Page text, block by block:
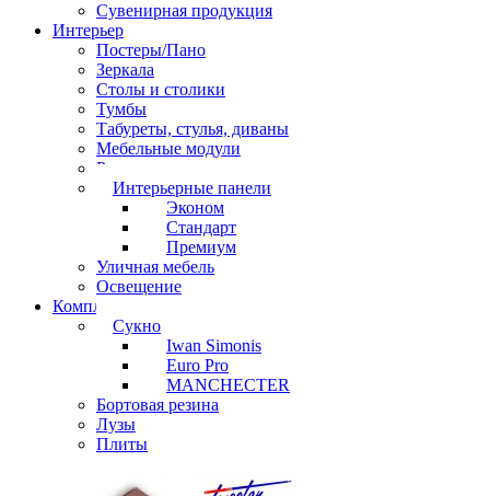
Сувенирная продукция
Интерьер
Постеры/Пано
Зеркала
Столы и столики
Тумбы
Табуреты, стулья, диваны
Мебельные модули
Рамы под картины
Интерьерные панели
Эконом
Стандарт
Премиум
Уличная мебель
Освещение
Комплектующие
Сукно
Iwan Simonis
Euro Pro
MANCHECTER
Бортовая резина
Лузы
Плиты